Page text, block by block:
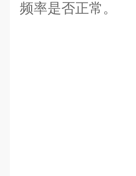
频率是否正常。